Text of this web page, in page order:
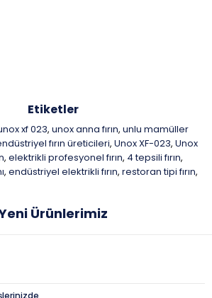
Etiketler
xf 023, unox anna fırın, unlu mamüller
fırın üreticileri, Unox XF-023, Unox
, elektrikli profesyonel fırın, 4 tepsili fırın,
, endüstriyel elektrikli fırın, restoran tipi fırın,
Ürünlerimiz